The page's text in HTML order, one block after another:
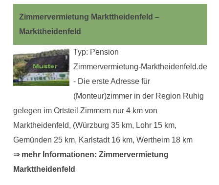
Zimmervermietung Markttheidenfeld –
Markttheidenfeld
Typ: Pension
Zimmervermietung-Marktheidenfeld.de
- Die erste Adresse für
(Monteur)zimmer in der Region Ruhig
gelegen im Ortsteil Zimmern nur 4 km von
Marktheidenfeld, (Würzburg 35 km, Lohr 15 km,
Gemünden 25 km, Karlstadt 16 km, Wertheim 18 km
⇒ mehr Informationen: Zimmervermietung
Markttheidenfeld